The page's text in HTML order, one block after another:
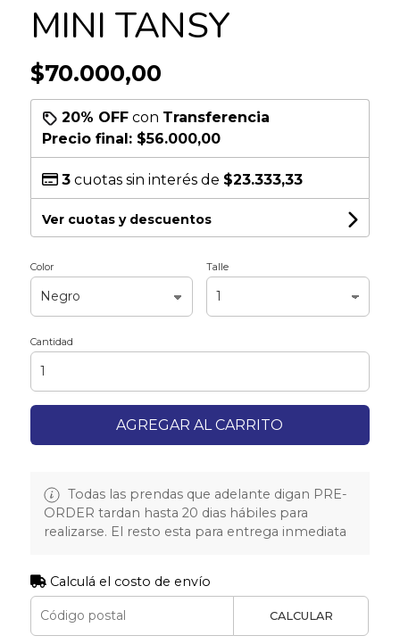
MINI TANSY
$70.000,00
20% OFFcon Transferencia
Precio final: $56.000,00
3cuotas sin interés de $23.333,33
Ver cuotas y descuentos
Color Talle
Cantidad
AGREGAR AL CARRITO
Todas las prendas que adelante digan PRE-
ORDER tardan hasta 20 dias hábiles para
realizarse. El resto esta para entrega inmediata
Calculá el costo de envío
CALCULAR